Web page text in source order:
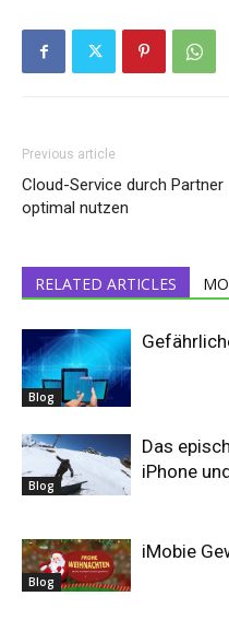
Previous article
Cloud-Service durch Partner
optimal nutzen
RELATED ARTICLES
Blog
Blog
Das
iPhone
Blog
iMobie